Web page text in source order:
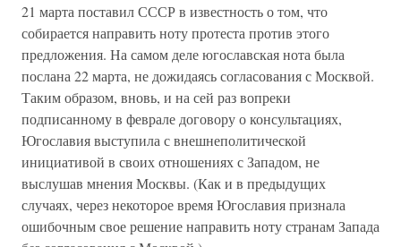
21 марта поставил СССР в известность о том, что
собирается направить ноту протеста против этого
предложения. На самом деле югославская нота была
послана 22 марта, не дожидаясь согласования с Москвой.
Таким образом, вновь, и на сей раз вопреки
подписанному в феврале договору о консультациях,
Югославия выступила с внешнеполитической
инициативой в своих отношениях с Западом, не
выслушав мнения Москвы. (Как и в предыдущих
случаях, через некоторое время Югославия признала
ошибочным свое решение направить ноту странам Запада